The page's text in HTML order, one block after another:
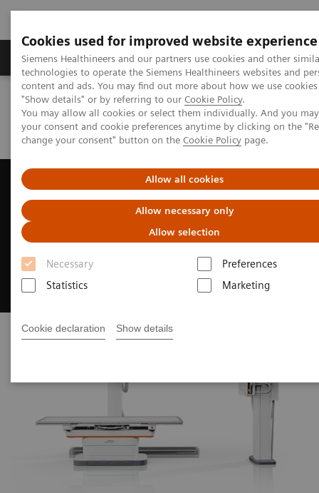
Cookies used for improved website experience
Siemens Healthineers and our partners use cookies and other
technologies to operate the Siemens Healthineers websites and
content and ads. You may find out more about how we use
"Show details" or by referring to our Cookie Policy.
You may allow all cookies or select them individually. And you
your consent and cookie preferences anytime by clicking on the
change your consent" button on the Cookie Policy page.
Allow all cookies
Allow necessary only
Allow selection
Necessary
Preferences
Statistics
Marketing
Cookie declaration Show details
Grupy Produktów O nas Edukacja i
Siemens Healthineers Polska
Medical Imaging
Systemy radiograficzne
Systemy radiografii cyfrowej
MULTIX Impact | Wzmocnij swój wizerunek
MULTIX Impact1z funkcjami
myExam Companion
Wzmocnij swój wizerunek dzięki naszemu
aparatowi do radiografii montowanemu na
podłodze